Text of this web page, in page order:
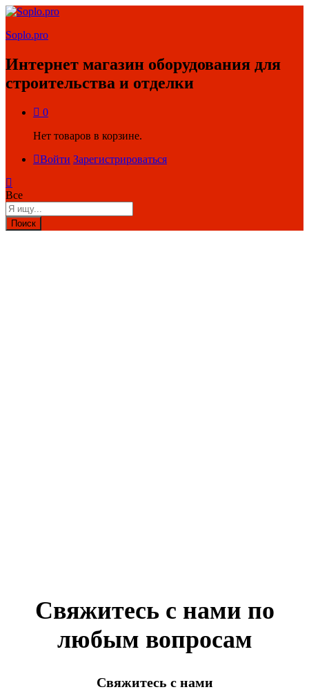
Soplo.pro
Интернет магазин оборудования для
строительства и отделки
0
Нет товаров в корзине.
Войти Зарегистрироваться
Все
Поиск
Свяжитесь с нами по
любым вопросам
Свяжитесь с нами